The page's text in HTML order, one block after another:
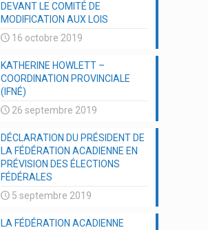
DEVANT LE COMITÉ DE
MODIFICATION AUX LOIS
16 octobre 2019
KATHERINE HOWLETT –
COORDINATION PROVINCIALE
(IFNÉ)
26 septembre 2019
DÉCLARATION DU PRÉSIDENT DE
LA FÉDÉRATION ACADIENNE EN
PRÉVISION DES ÉLECTIONS
FÉDÉRALES
5 septembre 2019
LA FÉDÉRATION ACADIENNE